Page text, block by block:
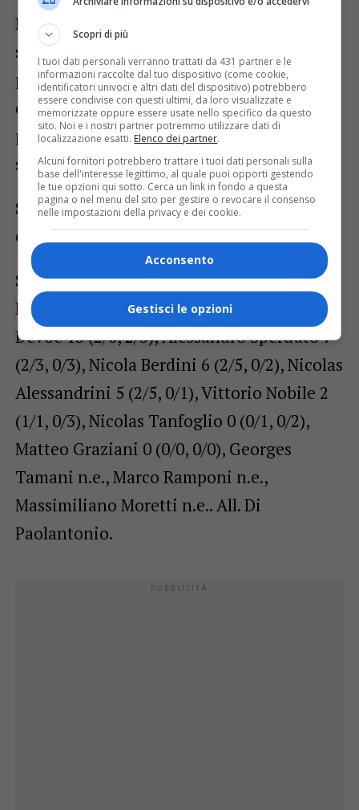
Rimini
squadra ospite al palasport Carnera nel
prossimo match domenicale che, se vinto,
darebbe all’APU la certezza matematica del
primato in classifica e la promozione in
serie A.
Sella Cento – Apu Old Wild West Udine
69-72 (20-13, 31-36, 48-52)
Sella Cento:Stacy Davis iv 21 (4/9, 2/3),
Lorenzo Benvenuti 15 (6/8, 0/1), Gabe
Devoe 13 (2/6, 2/3), Alessandro Sperduto 7
(2/3, 0/3), Nicola Berdini 6 (2/5, 0/2), Nicolas
Alessandrini 5 (2/5, 0/1), Vittorio Nobile 2
(1/1, 0/3), Nicolas Tanfoglio 0 (0/1, 0/2),
Matteo Graziani 0 (0/0, 0/0), Georges
Tamani n.e., Marco Ramponi n.e.,
Massimiliano Moretti n.e.. All. Di
Paolantonio.
Scopri di più
I tuoi dati personali verranno trattati da 431 partner e le
informazioni raccolte dal tuo dispositivo (come cookie,
identificatori univoci e altri dati del dispositivo) potrebbero
essere condivise con questi ultimi, da loro visualizzate e
memorizzate oppure essere usate nello specifico da questo
sito. Noi e i nostri partner potremmo utilizzare dati di
localizzazione esatti. Elenco dei partner.
Alcuni fornitori potrebbero trattare i tuoi dati personali sulla
base dell'interesse legittimo, al quale puoi opporti gestendo
le tue opzioni qui sotto. Cerca un link in fondo a questa
pagina o nel menu del sito per gestire o revocare il consenso
nelle impostazioni della privacy e dei cookie.
Acconsento
Gestisci le opzioni